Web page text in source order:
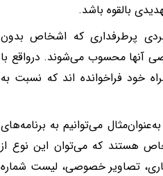
بالقوه باشد.
پرطرفداری که اشخاص بدون
آنها محسوب می‌شوند. درواقع با
خود فراخوانده اند که نسبت به
می‌توانیم به برنامه‌های
هستند که می‌توان این نوع از
تصاویر خصوصی، لیست شماره